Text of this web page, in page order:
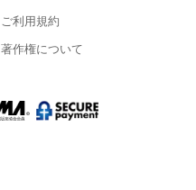
ご利用規約
著作権について